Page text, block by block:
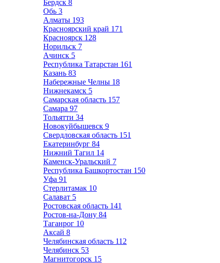
Бердск 8
Обь 3
Алматы 193
Красноярский край 171
Красноярск 128
Норильск 7
Ачинск 5
Республика Татарстан 161
Казань 83
Набережные Челны 18
Нижнекамск 5
Самарская область 157
Самара 97
Тольятти 34
Новокуйбышевск 9
Свердловская область 151
Екатеринбург 84
Нижний Тагил 14
Каменск-Уральский 7
Республика Башкортостан 150
Уфа 91
Стерлитамак 10
Салават 5
Ростовская область 141
Ростов-на-Дону 84
Таганрог 10
Аксай 8
Челябинская область 112
Челябинск 53
Магнитогорск 15